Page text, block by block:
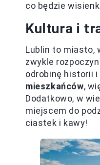
co będzie
Kultura i
Lublin to miasto,
zwykle
odrobinę historii
mieszkańców,
Dodatkowo, w
miejscem do
ciastek i kawy!